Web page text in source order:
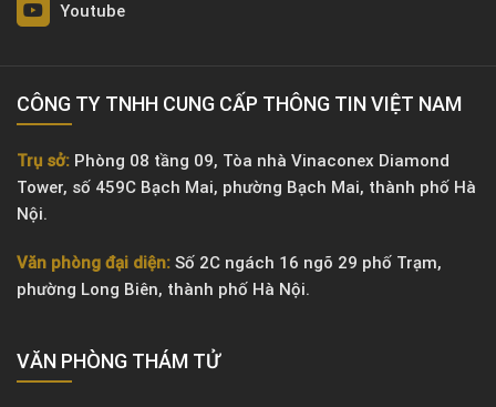
Youtube
CÔNG TY TNHH CUNG CẤP THÔNG TIN VIỆT NAM
Trụ sở: Phòng 08 tầng 09, Tòa nhà Vinaconex Diamond
Tower, số 459C Bạch Mai, phường Bạch Mai, thành phố Hà
Nội.
Văn phòng đại diện: Số 2C ngách 16 ngõ 29 phố Trạm,
phường Long Biên, thành phố Hà Nội.
VĂN PHÒNG ​THÁM TỬ